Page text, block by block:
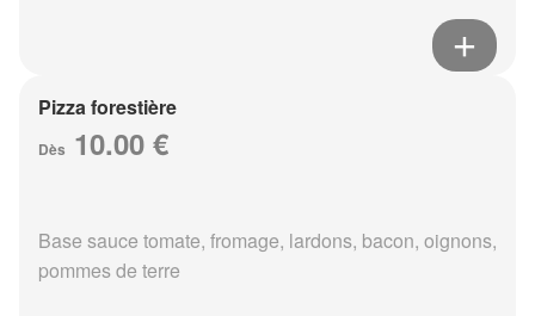
Pizza forestière
Dès 10.00 €
Base sauce tomate, fromage, lardons, bacon, oignons,
pommes de terre